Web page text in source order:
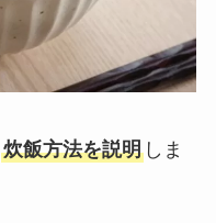
炊飯方法を説明しま